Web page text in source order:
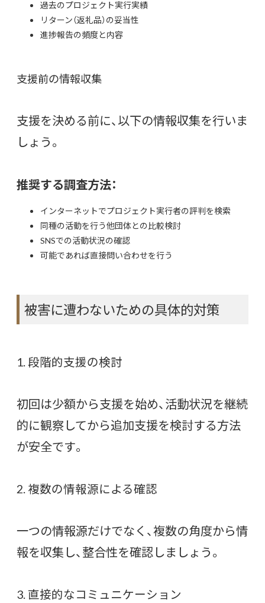
過去のプロジェクト実行実績
リターン（返礼品）の妥当性
進捗報告の頻度と内容
支援前の情報収集
支援を決める前に、以下の情報収集を行いま
しょう。
推奨する調査方法：
インターネットでプロジェクト実行者の評判を検索
同種の活動を行う他団体との比較検討
SNSでの活動状況の確認
可能であれば直接問い合わせを行う
被害に遭わないための具体的対策
1. 段階的支援の検討
初回は少額から支援を始め、活動状況を継続
的に観察してから追加支援を検討する方法
が安全です。
2. 複数の情報源による確認
一つの情報源だけでなく、複数の角度から情
報を収集し、整合性を確認しましょう。
3. 直接的なコミュニケーション